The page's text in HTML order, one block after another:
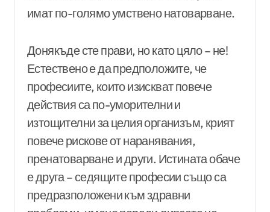
имат по-голямо умствено натоварване.
Донякъде сте прави, но като цяло – не!
Естествено е да предположите, че
професиите, които изискват повече
действия са по-уморителни и
изтощителни за целия организъм, крият
повече рискове от наранявания,
пренатоварване и други. Истината обаче
е друга – седящите професии също са
предразположени към здравни